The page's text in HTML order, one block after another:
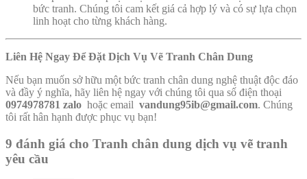
bức tranh. Chúng tôi cam kết giá cả hợp lý và có sự lựa chọn
linh hoạt cho từng khách hàng.
Liên Hệ Ngay Để Đặt Dịch Vụ Vẽ Tranh Chân Dung
Nếu bạn muốn sở hữu một bức tranh chân dung nghệ thuật độc đáo
và đầy ý nghĩa, hãy liên hệ ngay với chúng tôi qua số điện thoại
0974978781 zalo hoặc email vandung95ib@gmail.com. Chúng
tôi rất hân hạnh được phục vụ bạn!
9 đánh giá cho Tranh chân dung dịch vụ vẽ tranh
yêu cầu